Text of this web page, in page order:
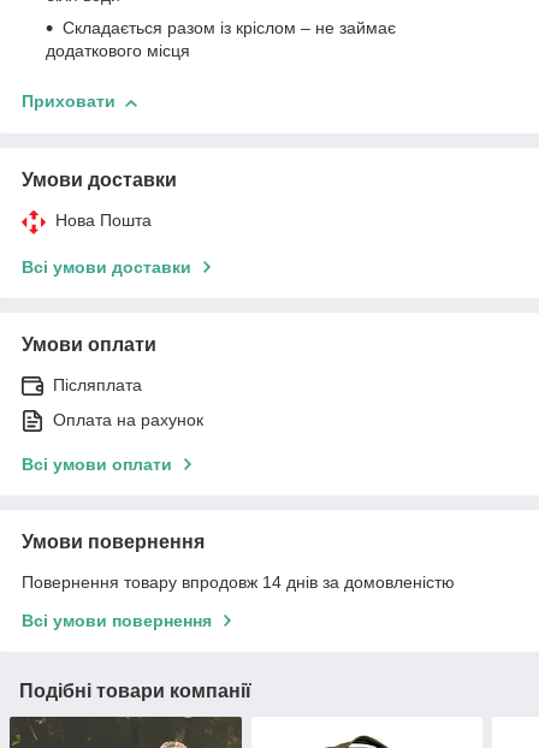
Складається разом із кріслом – не займає
додаткового місця
Приховати
Умови доставки
Нова Пошта
Всі умови доставки
Умови оплати
Післяплата
Оплата на рахунок
Всі умови оплати
Умови повернення
Повернення товару впродовж 14 днів за домовленістю
Всі умови повернення
Подібні товари компанії